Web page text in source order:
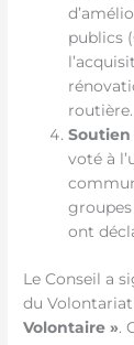
publics
routière.
voté à
ont
Le Conseil a
du Volontariat
Volontaire ».